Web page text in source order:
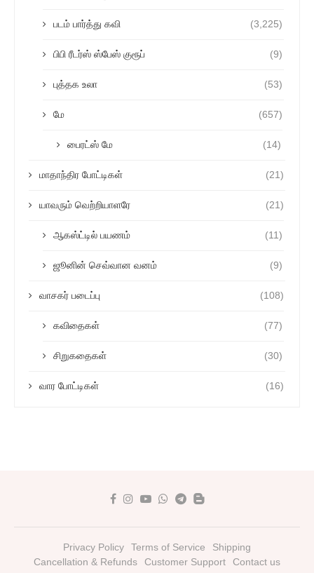
படம் பார்த்து கவி (3,225)
பிபி ரீடர்ஸ் ஸ்பேஸ் குரூப் (9)
புத்தக உலா (53)
மே (657)
பைரட்ஸ் மே (14)
மாதாந்திர போட்டிகள் (21)
யாவரும் வெற்றியாளரே (21)
ஆகஸ்ட்டில் பயணம் (11)
ஜூனின் செவ்வான வனம் (9)
வாசகர் படைப்பு (108)
கவிதைகள் (77)
சிறுகதைகள் (30)
வார போட்டிகள் (16)
Privacy Policy Terms of Service
Shipping
Cancellation & Refunds
Customer Support Contact us